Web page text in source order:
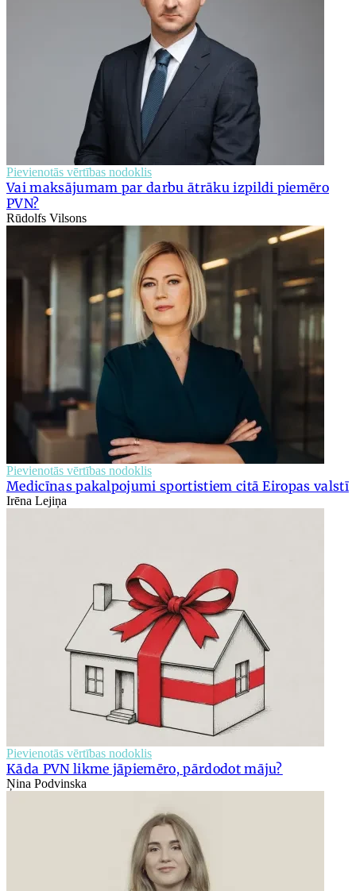
Pievienotās vērtības nodoklis
Vai maksājumam par darbu ātrāku izpildi piemēro
PVN?
Rūdolfs Vilsons
Pievienotās vērtības nodoklis
Medicīnas pakalpojumi sportistiem citā Eiropas valstī
Irēna Lejiņa
Pievienotās vērtības nodoklis
Kāda PVN likme jāpiemēro, pārdodot māju?
Ņina Podvinska